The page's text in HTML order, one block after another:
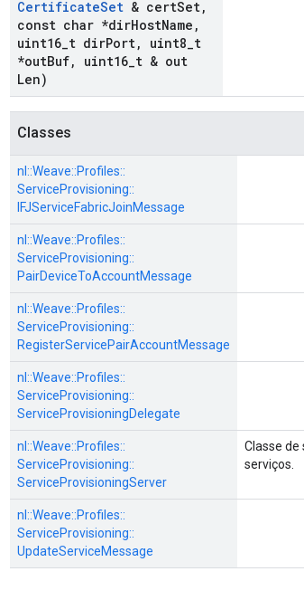
CertificateSet & certSet,
const char *dirHostName ,
uint16 t dirPort, uint8 t
*outBuf, uint16 t & out
Len)
Classes
nl::Weave::Profiles::
ServiceProvisioning::
IFJServiceFabricJoinMessage
nl::Weave::Profiles::
ServiceProvisioning::
PairDeviceToAccountMessage
nl::Weave::Profiles::
ServiceProvisioning::
RegisterServicePairAccountMessage
nl::Weave::Profiles::
ServiceProvisioning::
ServiceProvisioningDelegate
nl::Weave::Profiles::
ServiceProvisioning::
ServiceProvisioningServer
Classe
serviços.
nl::Weave::Profiles::
ServiceProvisioning::
UpdateServiceMessage